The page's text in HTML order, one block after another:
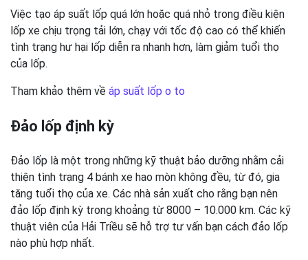
Việc tạo áp suất lốp quá lớn hoặc quá nhỏ trong điều kiện
lốp xe chịu trọng tải lớn, chạy với tốc độ cao có thể khiến
tình trạng hư hại lốp diễn ra nhanh hơn, làm giảm tuổi thọ
của lốp.
Tham khảo thêm về áp suất lốp o to
Đảo lốp định kỳ
Đảo lốp là một trong những kỹ thuật bảo dưỡng nhằm cải
thiện tình trạng 4 bánh xe hao mòn không đều, từ đó, gia
tăng tuổi thọ của xe. Các nhà sản xuất cho rằng bạn nên
đảo lốp định kỳ trong khoảng từ 8000 – 10.000 km. Các kỹ
thuật viên của Hải Triều sẽ hỗ trợ tư vấn bạn cách đảo lốp
nào phù hợp nhất.